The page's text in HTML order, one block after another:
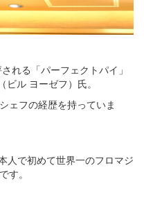
れる「パーフェクトパイ」
ル ヨーゼフ）氏。
ェフの経歴を持っていま
人で初めて世界一のフロマジ
す。